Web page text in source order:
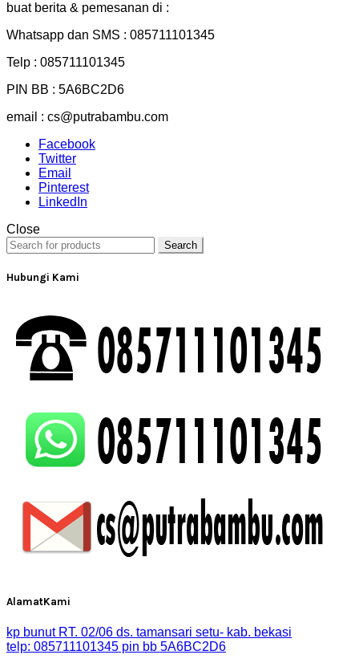
buat berita & pemesanan di :
Whatsapp dan SMS : 085711101345
Telp : 085711101345
PIN BB : 5A6BC2D6
email : cs@putrabambu.com
Facebook
Twitter
Email
Pinterest
LinkedIn
Close
Search
Hubungi Kami
AlamatKami
kp bunut RT. 02/06 ds. tamansari setu- kab. bekasi
telp: 085711101345 pin bb 5A6BC2D6